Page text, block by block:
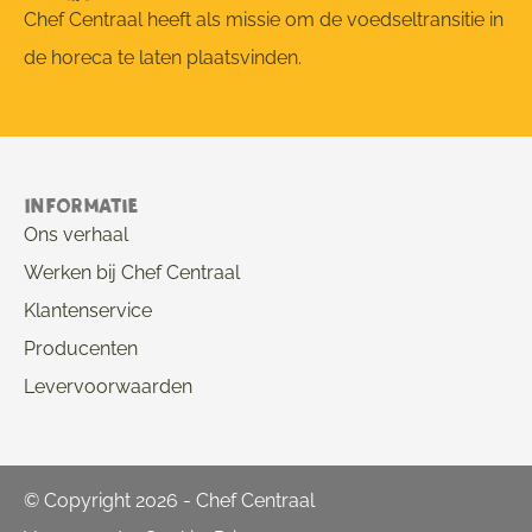
Chef Centraal heeft als missie om de voedseltransitie in
de horeca te laten plaatsvinden.
Informatie
Ons verhaal
Werken bij Chef Centraal
Klantenservice
Producenten
Levervoorwaarden
© Copyright 2026 - Chef Centraal